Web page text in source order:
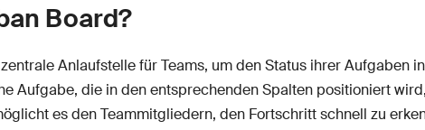
Board?
Anlaufstelle für Teams, um den Status ihrer Aufgaben
Aufgabe, die in den entsprechenden Spalten positioniert
es den Teammitgliedern, den Fortschritt schnell zu